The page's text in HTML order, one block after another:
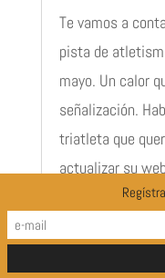
Te vamos a
pista de
mayo. Un calor
señalización.
triatleta que
actualizar su